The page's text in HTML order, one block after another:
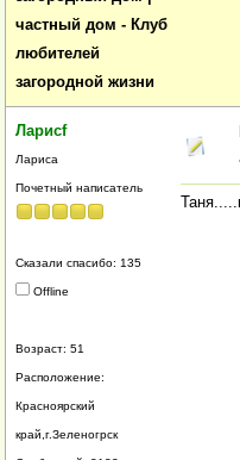
частный дом - Клуб
любителей
загородной жизни
Ларисf
Лариса
Почетный написатель
Сказали спасибо: 135
Offline
Возраст: 51
Расположение:
Красноярский
край,г.Зеленогрск